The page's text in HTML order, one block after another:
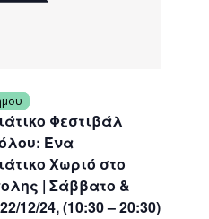
Φεστιβάλ
Ένα
Χωριό στο
| Σάββατο &
12/24, (10:30 – 20:30)